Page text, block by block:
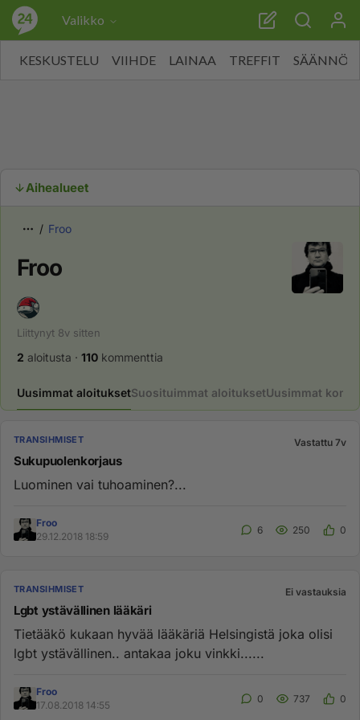
Valikko
KESKUSTELU VIIHDE LAINAA TREFFIT SÄÄNNÖT
Aihealueet
Froo
Froo
Liittynyt 8v sitten
2 aloitusta · 110 kommenttia
Uusimmat aloituksetSuosituimmat aloituksetUusimmat
TRANSIHMISET Vastattu 7v
Sukupuolenkorjaus
Luominen vai tuhoaminen?...
Froo
29.12.2018 18:59
6 250 0
TRANSIHMISET Ei vastauksia
Lgbt ystävällinen lääkäri
Tietääkö kukaan hyvää lääkäriä Helsingistä joka olisi
lgbt ystävällinen.. antakaa joku vinkki......
Froo
17.08.2018 14:55
0 737 0